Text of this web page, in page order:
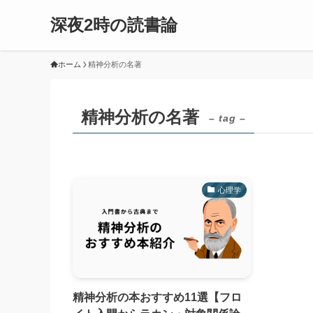
深夜2時の読書論
ホーム 精神分析の名著
精神分析の名著 – tag –
心理学
精神分析の本おすすめ11選【フロ